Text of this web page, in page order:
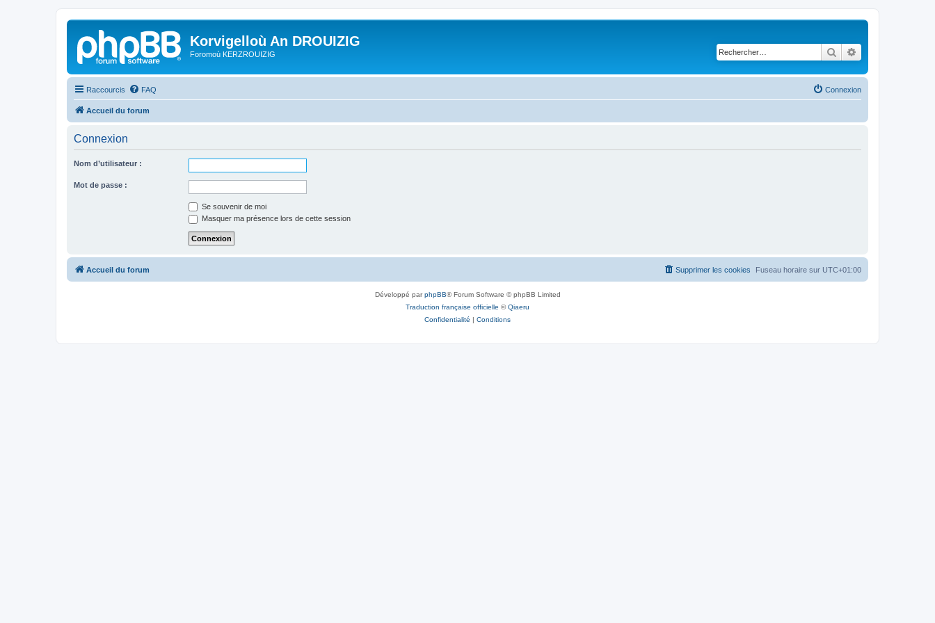
Korvigelloù An DROUIZIG
Foromoù KERZROUIZIG Rechercher
Raccourcis FAQ Connexion
Accueil du forum
Connexion
Nom d’utilisateur :
Mot de passe :
Se souvenir de moi
Masquer ma présence lors de cette session
Accueil du forum Fuseau horaire sur UTC+01:00
Supprimer les cookies
Développé parphpBB® Forum Software © phpBB Limited
Traduction française officielle ©Qiaeru
Confidentialité | Conditions